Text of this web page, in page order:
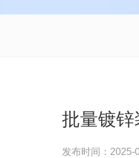
批量镀
发布时间：2025-